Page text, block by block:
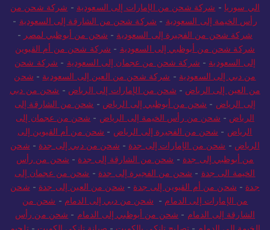
الي سوريا - شركة شحن من الإمارات إلى السعودية - شركة شحن من
رأس الخيمة إلى السعودية - شركة شحن من الشارقة إلى السعودية -
شركة شحن من الفجيرة إلى السعودية - شحن من أبوظبي لمصر -
شركة شحن من أبوظبي إلى السعودية - شركة شحن من أم القيوين
إلى السعودية - شركة شحن من عجمان إلى السعودية - شركة شحن
من دبي إلى السعودية - شركة شحن من العين إلى السعودية - شحن
من العين إلى الرياض - شحن من الإمارات إلى الرياض - شحن من دبي
إلى الرياض - شحن من أبوظبي إلى الرياض - شحن من الشارقة إلى
الرياض - شحن من رأس الخيمة إلى الرياض - شحن من عجمان إلى
الرياض - شحن من الفجيرة إلى الرياض - شحن من أم القيوين إلى
الرياض - شحن من الإمارات إلى جدة - شحن من دبي إلى جدة - شحن
من أبوظبي إلى جدة - شحن من الشارقة إلى جدة - شحن من رأس
الخيمة الى جدة - شحن من الفجيرة إلى جدة - شحن من عجمان إلى
جدة - شحن من أم القيوين إلى جدة - شحن من العين إلى جدة - شحن
من الإمارات إلى الدمام - شحن من دبي إلى الدمام - شحن من
الشارقة إلى الدمام - شحن من أبوظبي إلى الدمام - شحن من رأس